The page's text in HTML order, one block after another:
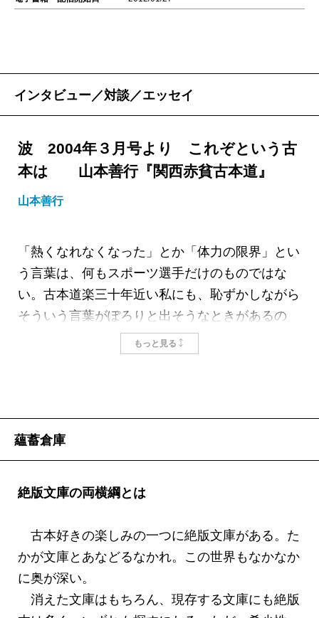
インタビュー／対談／エッセイ
波 2004年３月号より これぞという古
本は 山本善行『関西赤貧古本道』
山本善行
「熱くなれなくなった」とか「体力の限界」とい
う言葉は、何もスポーツ選手だけのものではな
い。古本道楽三十年近い私にも、恥ずかしながら
そういう言葉がぽろりと出そうなときがあるの
もちろん有名スポーツ選手の涙ながらの言葉と、
にならないのはわかっている。
でも毎日毎日、何かいい本はないかと古本屋をま
わっていると、自分の執着や貪欲に嫌気がさして
くることがあるのだ。そういうときはじっと待つ
で辛抱するしかない。
例えば、吉川幸次郎の『中国と私』。
昭和二十五年、細川書店の発行である。細川書店
は、伊藤整の教え子であった岡本芳雄が戦友の細
川武夫の援助を受けてはじめた出版社だ。この岡
もっと見る
蘊蓄倉庫
絶版文庫の両横綱とは
古本好きの楽しみの一つに絶版文庫がある。た
かが文庫とあなどるなかれ。この世界もなかなか
に奥が深い。
消えた文庫はもちろん、現存する文庫にも絶版